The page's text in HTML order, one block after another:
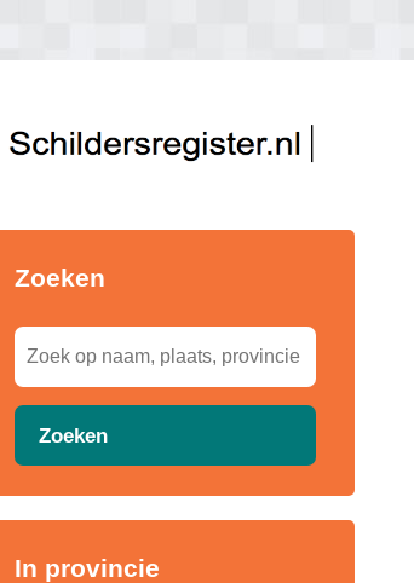
Zoeken
Zoeken
In provincie